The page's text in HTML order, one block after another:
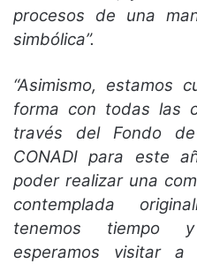
procesos de una
simbólica”.
“Asimismo, estamos
forma con todas las
través del Fondo
CONADI para este
poder realizar una
contemplada
tenemos tiempo
esperamos visitar a